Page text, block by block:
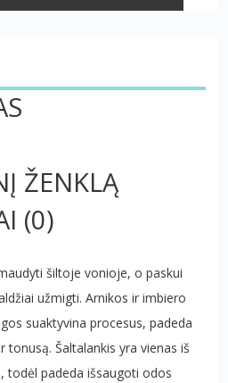
ŽENKLĄ
(0)
šiltoje vonioje, o paskui
užmigti. Arnikos ir imbiero
suaktyvina procesus, padeda
Šaltalankis yra vienas iš
todėl padeda išsaugoti odos